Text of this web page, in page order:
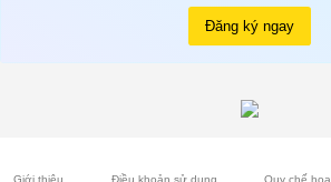
Đăng ký ngay
Giới thiệu Điều khoản sử dụng Quy chế